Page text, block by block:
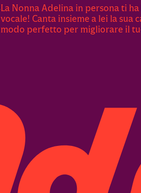
La Nonna Adelina in persona ti
vocale! Canta insieme a lei la
modo perfetto per migliorare il